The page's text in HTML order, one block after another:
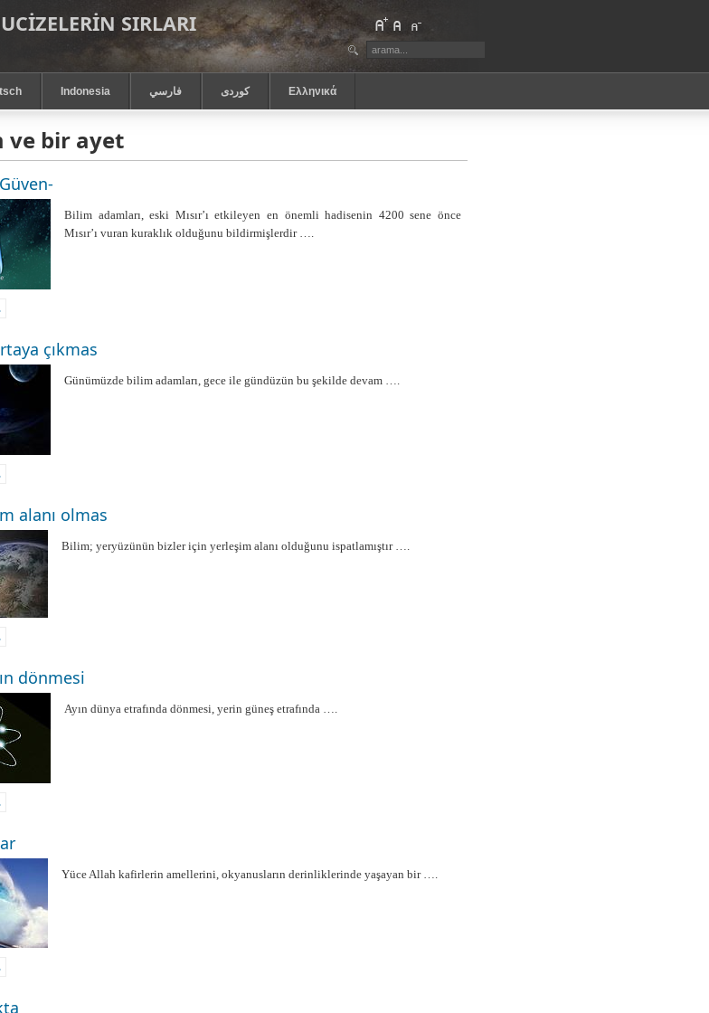
SIRLARI
Indonesia فارسي كوردى Ελληνικά
ve bir ayet
Bilim adamları, eski Mısır’ı etkileyen en önemli hadisenin 4200 sene önce
Mısır’ı vuran kuraklık olduğunu bildirmişlerdir ….
çıkmas
Günümüzde bilim adamları, gece ile gündüzün bu şekilde devam ….
alanı olmas
Bilim; yeryüzünün bizler için yerleşim alanı olduğunu ispatlamıştır ….
dönmesi
Ayın dünya etrafında dönmesi, yerin güneş etrafında ….
Yüce Allah kafirlerin amellerini, okyanusların derinliklerinde yaşayan bir ….